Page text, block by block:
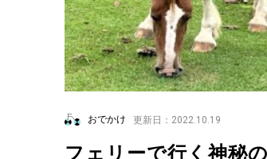
おでかけ 更新日：2022.10.19
フェリーで行く神秘